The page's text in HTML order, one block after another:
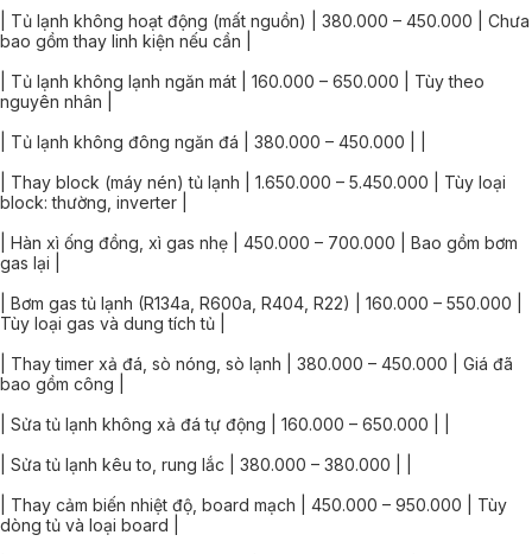
| Tủ lạnh không hoạt động (mất nguồn) | 380.000 – 450.000 | Chưa
bao gồm thay linh kiện nếu cần |
| Tủ lạnh không lạnh ngăn mát | 160.000 – 650.000 | Tùy theo
nguyên nhân |
| Tủ lạnh không đông ngăn đá | 380.000 – 450.000 | |
| Thay block (máy nén) tủ lạnh | 1.650.000 – 5.450.000 | Tùy loại
block: thường, inverter |
| Hàn xì ống đồng, xì gas nhẹ | 450.000 – 700.000 | Bao gồm bơm
gas lại |
| Bơm gas tủ lạnh (R134a, R600a, R404, R22) | 160.000 – 550.000 |
Tùy loại gas và dung tích tủ |
| Thay timer xả đá, sò nóng, sò lạnh | 380.000 – 450.000 | Giá đã
bao gồm công |
| Sửa tủ lạnh không xả đá tự động | 160.000 – 650.000 | |
| Sửa tủ lạnh kêu to, rung lắc | 380.000 – 380.000 | |
| Thay cảm biến nhiệt độ, board mạch | 450.000 – 950.000 | Tùy
dòng tủ và loại board |